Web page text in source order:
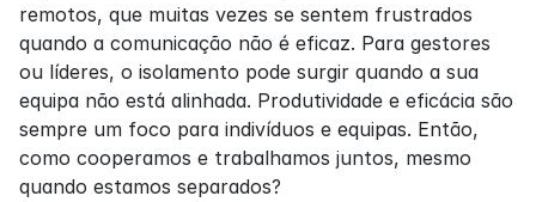
remotos, que muitas vezes se sentem frustrados
quando a comunicação não é eficaz. Para gestores
ou líderes, o isolamento pode surgir quando a sua
equipa não está alinhada. Produtividade e eficácia são
sempre um foco para indivíduos e equipas. Então,
como cooperamos e trabalhamos juntos, mesmo
quando estamos separados?